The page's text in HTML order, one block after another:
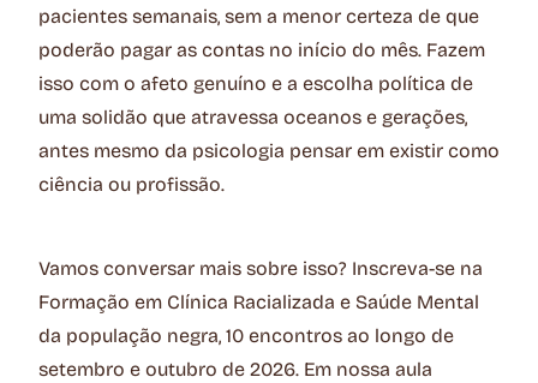
pacientes semanais, sem a menor certeza de que
poderão pagar as contas no início do mês. Fazem
isso com o afeto genuíno e a escolha política de
uma solidão que atravessa oceanos e gerações,
antes mesmo da psicologia pensar em existir como
ciência ou profissão.
Vamos conversar mais sobre isso? Inscreva-se na
Formação em Clínica Racializada e Saúde Mental
da população negra, 10 encontros ao longo de
setembro e outubro de 2026. Em nossa aula